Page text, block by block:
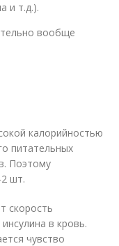
и т.д.).
вообще
калорийностью
питательных
Поэтому
шт.
скорость
в кровь.
чувство